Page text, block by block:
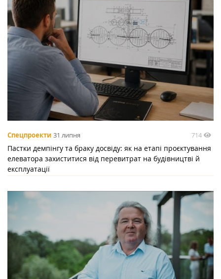
Спецпроекти 31 липня 714
Пастки демпінгу та браку досвіду: як на етапі проєктування
елеватора захиститися від перевитрат на будівництві й
експлуатації